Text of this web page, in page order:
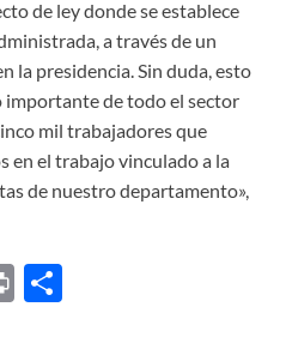
de ley donde se establece
a través de un
la presidencia. Sin duda, esto
importante de todo el sector
mil trabajadores que
en el trabajo vinculado a la
de nuestro departamento»,
P